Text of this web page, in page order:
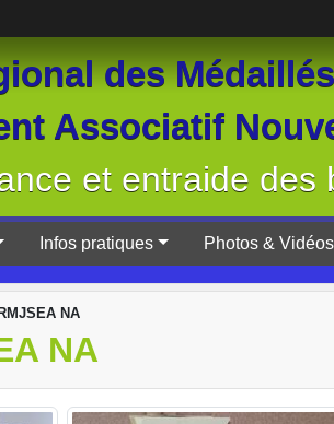
des
Associatif
et entraide
Infos pratiques Photos & Vidéos
NA
NA